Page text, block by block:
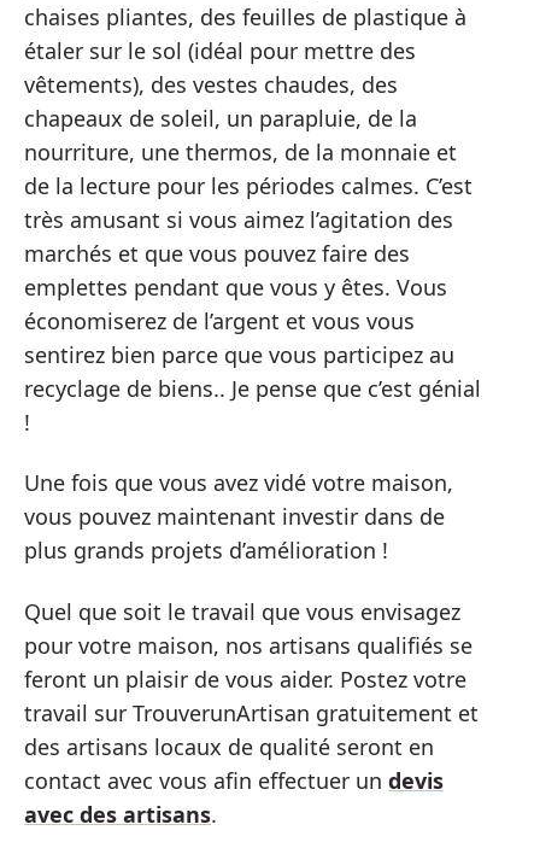
chaises pliantes, des feuilles de plastique à
étaler sur le sol (idéal pour mettre des
vêtements), des vestes chaudes, des
chapeaux de soleil, un parapluie, de la
nourriture, une thermos, de la monnaie et
de la lecture pour les périodes calmes. C’est
très amusant si vous aimez l’agitation des
marchés et que vous pouvez faire des
emplettes pendant que vous y êtes. Vous
économiserez de l’argent et vous vous
sentirez bien parce que vous participez au
recyclage de biens.. Je pense que c’est génial
!
Une fois que vous avez vidé votre maison,
vous pouvez maintenant investir dans de
plus grands projets d’amélioration !
Quel que soit le travail que vous envisagez
pour votre maison, nos artisans qualifiés se
feront un plaisir de vous aider. Postez votre
travail sur TrouverunArtisan gratuitement et
des artisans locaux de qualité seront en
contact avec vous afin effectuer un devis
avec des artisans.